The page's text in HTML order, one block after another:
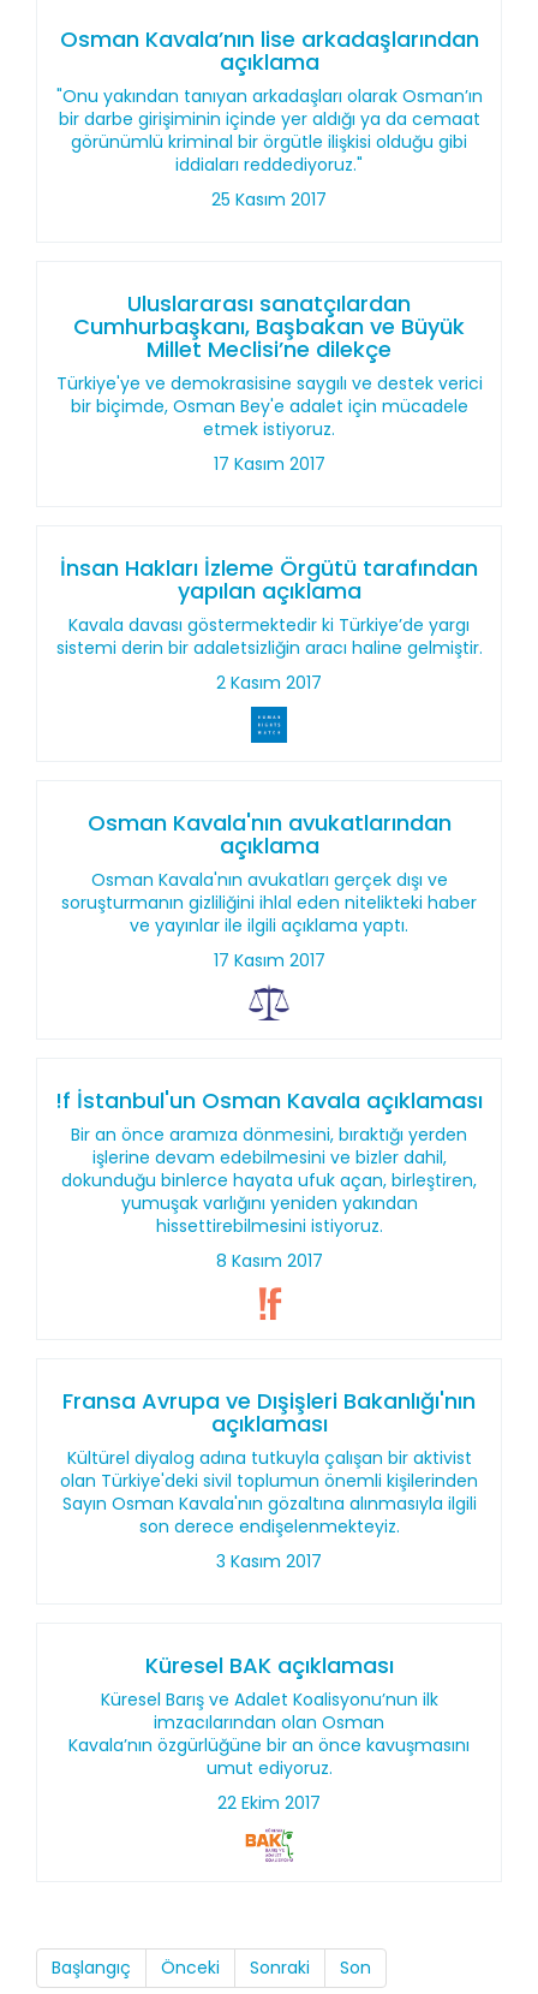
Osman Kavala’nın lise arkadaşlarından
açıklama
"Onu yakından tanıyan arkadaşları olarak Osman’ın
bir darbe girişiminin içinde yer aldığı ya da cemaat
görünümlü kriminal bir örgütle ilişkisi olduğu gibi
iddiaları reddediyoruz."
25 Kasım 2017
Uluslararası sanatçılardan
Cumhurbaşkanı, Başbakan ve Büyük
Millet Meclisi’ne dilekçe
Türkiye'ye ve demokrasisine saygılı ve destek verici
bir biçimde, Osman Bey'e adalet için mücadele
etmek istiyoruz.
17 Kasım 2017
İnsan Hakları İzleme Örgütü tarafından
yapılan açıklama
Kavala davası göstermektedir ki Türkiye’de yargı
sistemi derin bir adaletsizliğin aracı haline gelmiştir.
2 Kasım 2017
Osman Kavala'nın avukatlarından
açıklama
Osman Kavala'nın avukatları gerçek dışı ve
soruşturmanın gizliliğini ihlal eden nitelikteki haber
ve yayınlar ile ilgili açıklama yaptı.
17 Kasım 2017
!f İstanbul'un Osman Kavala açıklaması
Bir an önce aramıza dönmesini, bıraktığı yerden
işlerine devam edebilmesini ve bizler dahil,
dokunduğu binlerce hayata ufuk açan, birleştiren,
yumuşak varlığını yeniden yakından
hissettirebilmesini istiyoruz.
8 Kasım 2017
Fransa Avrupa ve Dışişleri Bakanlığı'nın
açıklaması
Kültürel diyalog adına tutkuyla çalışan bir aktivist
olan Türkiye'deki sivil toplumun önemli kişilerinden
Sayın Osman Kavala'nın gözaltına alınmasıyla ilgili
son derece endişelenmekteyiz.
3 Kasım 2017
Küresel BAK açıklaması
Küresel Barış ve Adalet Koalisyonu’nun ilk
imzacılarından olan Osman
Kavala’nın özgürlüğüne bir an önce kavuşmasını
umut ediyoruz.
22 Ekim 2017
Başlangıç Önceki Sonraki Son